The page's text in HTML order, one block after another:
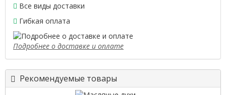
Все виды доставки
Гибкая оплата
Подробнее о доставке и оплате
Рекомендуемые товары